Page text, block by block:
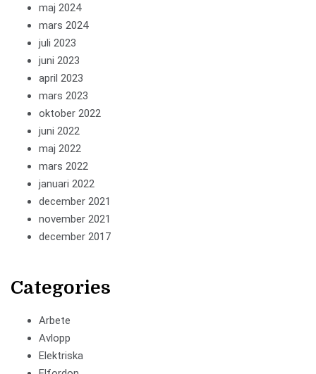
maj 2024
mars 2024
juli 2023
juni 2023
april 2023
mars 2023
oktober 2022
juni 2022
maj 2022
mars 2022
januari 2022
december 2021
november 2021
december 2017
Categories
Arbete
Avlopp
Elektriska